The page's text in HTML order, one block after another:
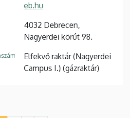
eb.hu
4032 Debrecen,
Nagyerdei körút 98.
Elfekvő raktár (Nagyerdei
Campus I.) (gázraktár)